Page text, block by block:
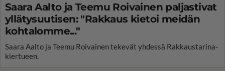
Saara Aalto ja Teemu Roivainen paljastivat
yllätysuutisen: "Rakkaus kietoi meidän
kohtalomme..."
Saara Aalto ja Teemu Roivainen tekevät yhdessä Rakkaustarina-
kiertueen.